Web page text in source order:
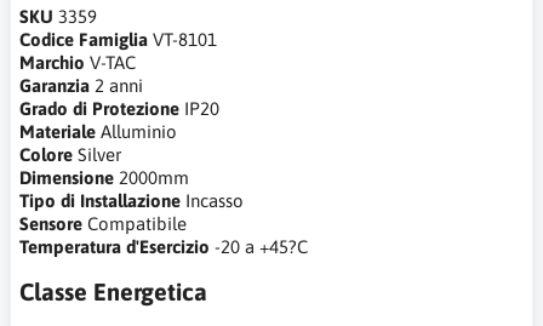
SKU 3359
Codice Famiglia VT-8101
Marchio V-TAC
Garanzia 2 anni
Grado di Protezione IP20
Materiale Alluminio
Colore Silver
Dimensione 2000mm
Tipo di Installazione Incasso
Sensore Compatibile
Temperatura d'Esercizio -20 a +45?C
Classe Energetica